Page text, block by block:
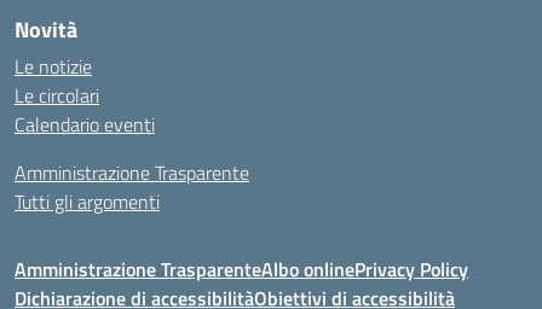
Novità
Le notizie
Le circolari
Calendario eventi
Amministrazione Trasparente
Tutti gli argomenti
Amministrazione TrasparenteAlbo onlinePrivacy Policy
Dichiarazione di accessibilitàObiettivi di accessibilità